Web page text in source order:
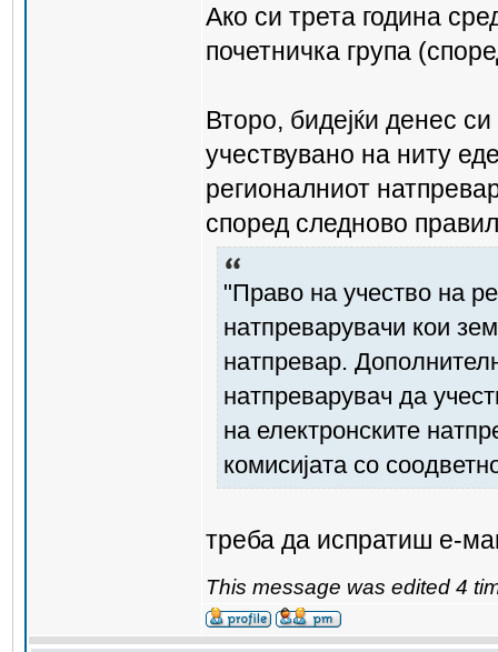
Ако си трета година
почетничка група
Второ, бидејќи денес
учествувано на ниту
регионалниот
според следново
"Право на учество на
натпреварувачи кои
натпревар.
натпреварувач да
на електронските
комисијата со
треба да испратиш е-
This message was edited 4